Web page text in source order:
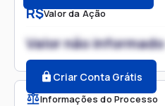
R$Valor da Ação
Valor não informado
Criar Conta Grátis
Informações do Processo